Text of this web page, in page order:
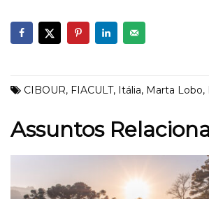
CIBOUR, FIACULT, Itália, Marta Lobo,
Assuntos